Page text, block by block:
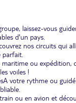
laissez-vous
d'un pays.
nos circuits qui
parfait.
maritime ou expédition,
voiles !
A votre rythme ou
ou en avion et